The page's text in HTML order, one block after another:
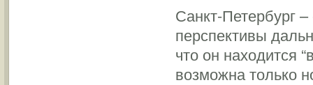
Санкт-Петербург
перспективы
что он находится
возможна только